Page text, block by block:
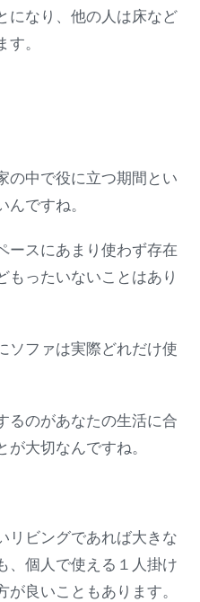
になり、他の人は床など
。
の中で役に立つ期間とい
ですね。
ースにあまり使わず存在
もったいないことはあり
ソファは実際どれだけ使
るのがあなたの生活に合
大切なんですね。
リビングであれば大きな
、個人で使える１人掛け
良いこともあります。